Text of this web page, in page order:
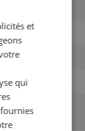
7000, 10-
et
qui